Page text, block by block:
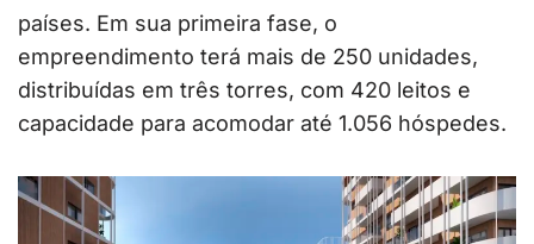
países. Em sua primeira fase, o
empreendimento terá mais de 250 unidades,
distribuídas em três torres, com 420 leitos e
capacidade para acomodar até 1.056 hóspedes.